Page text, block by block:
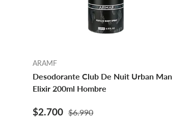
ARAMF
Desodorante Club De Nuit Urban Man
Elixir 200ml Hombre
Precio de venta
$2.700 Precio normal
$6.990